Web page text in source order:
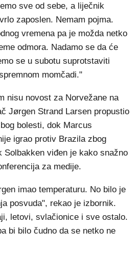
sve od sebe, a liječnik
zaposlen. Nemam pojma.
vremena pa je možda netko
odmora. Nadamo se da će
se u subotu suprotstaviti
momčadi."
nisu novost za Norvežane na
Jørgen Strand Larsen propustio
bolesti, dok Marcus
igrao protiv Brazila zbog
viđen je kako snažno
za medije.
imao temperaturu. No bilo je
posvuda", rekao je izbornik.
letovi, svlačionice i sve ostalo.
bi bilo čudno da se netko ne